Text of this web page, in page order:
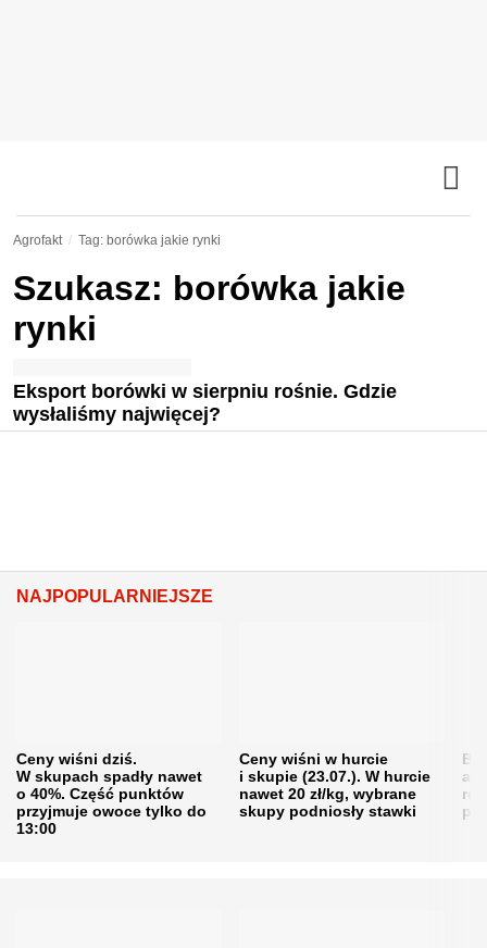
Agrofakt Tag: borówka jakie rynki
Szukasz: borówka jakie
rynki
Eksport borówki w sierpniu rośnie. Gdzie
wysłaliśmy najwięcej?
NAJPOPULARNIEJSZE
Ceny wiśni dziś.
W skupach spadły nawet
o 40%. Część punktów
przyjmuje owoce tylko do
13:00
Ceny wiśni w hurcie
i skupie (23.07.). W hurcie
nawet 20 zł/kg, wybrane
skupy podniosły stawki